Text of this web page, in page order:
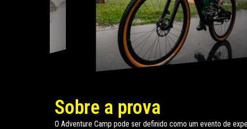
Sobre a prova
O Adventure Camp pode ser definido como um evento de